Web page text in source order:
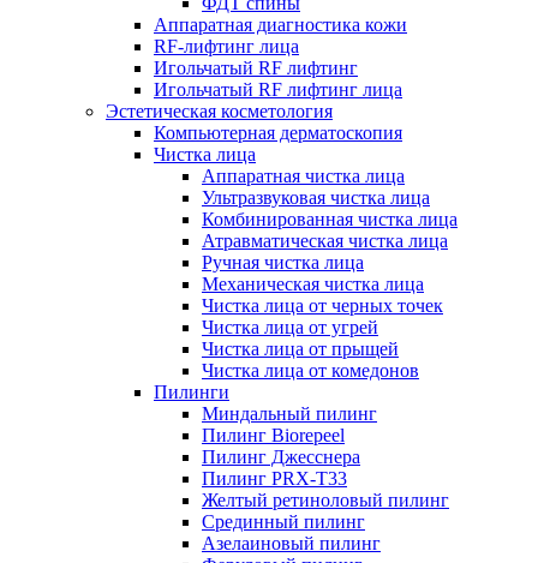
Аппаратная диагностика кожи
RF-лифтинг лица
Игольчатый RF лифтинг
Игольчатый RF лифтинг лица
Эстетическая косметология
Компьютерная дерматоскопия
Чистка лица
Аппаратная чистка лица
Ультразвуковая чистка лица
Комбинированная чистка лица
Атравматическая чистка лица
Ручная чистка лица
Механическая чистка лица
Чистка лица от черных точек
Чистка лица от угрей
Чистка лица от прыщей
Чистка лица от комедонов
Пилинги
Миндальный пилинг
Пилинг Biorepeel
Пилинг Джесснера
Пилинг PRX-T33
Желтый ретиноловый пилинг
Срединный пилинг
Азелаиновый пилинг